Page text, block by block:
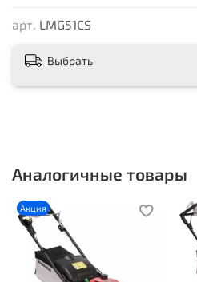
арт. LMG51CS
Выбрать
Аналогичные товары
Акция